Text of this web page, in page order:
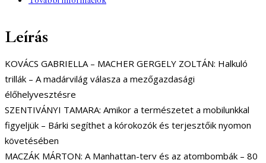
Leírás
KOVÁCS GABRIELLA – MACHER GERGELY ZOLTÁN: Halkuló
trillák – A madárvilág válasza a mezőgazdasági
élőhelyvesztésre
SZENTIVÁNYI TAMARA: Amikor a természetet a mobilunkkal
figyeljük – Bárki segíthet a kórokozók és terjesztőik nyomon
követésében
MACZÁK MÁRTON: A Manhattan-terv és az atombombák – 80